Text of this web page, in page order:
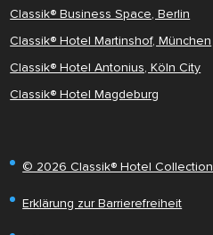
Classik® Business Space, Berlin
Classik® Hotel Martinshof, München
Classik® Hotel Antonius, Köln City
Classik® Hotel Magdeburg
© 2026 Classik® Hotel Collection
Erklärung zur Barrierefreiheit